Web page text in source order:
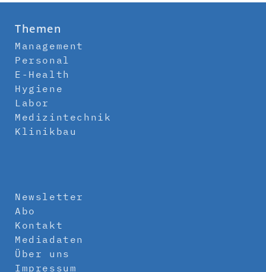
Themen
Management
Personal
E-Health
Hygiene
Labor
Medizintechnik
Klinikbau
Newsletter
Abo
Kontakt
Mediadaten
Über uns
Impressum